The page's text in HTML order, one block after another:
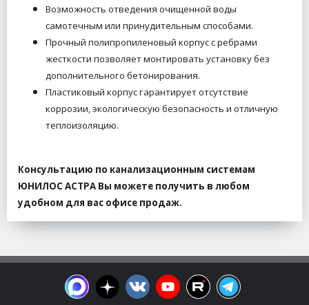
Возможность отведения очищенной воды
самотечным или принудительным способами.
Прочный полипропиленовый корпус с ребрами
жесткости позволяет монтировать установку без
дополнительного бетонирования.
Пластиковый корпус гарантирует отсутствие
коррозии, экологическую безопасность и отличную
теплоизоляцию.
Консультацию по канализационным системам
ЮНИЛОС АСТРА Вы можете получить в любом
удобном для вас офисе продаж.